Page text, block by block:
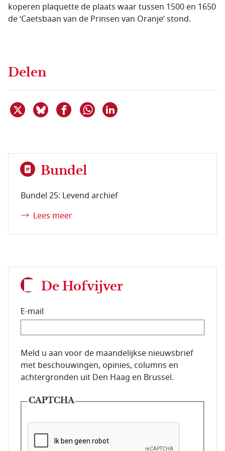
koperen plaquette de plaats waar tussen 1500 en 1650
de ‘Caetsbaan van de Prinsen van Oranje’ stond.
Delen
Deel dit item op X
Deel dit item op Bluesky
Deel dit item op Facebook
Delen via WhatsApp
Bundel
Bundel 25: Levend archief
Lees meer
De Hofvijver
E-mail
E-mailadres van de abonnee.
Meld u aan voor de maandelijkse nieuwsbrief
met beschouwingen, opinies, columns en
achtergronden uit Den Haag en Brussel.
CAPTCHA